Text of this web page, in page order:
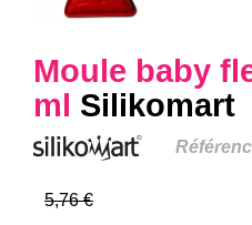
Moule baby
ml Silikomart
5,76 €